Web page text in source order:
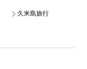
久米島旅行